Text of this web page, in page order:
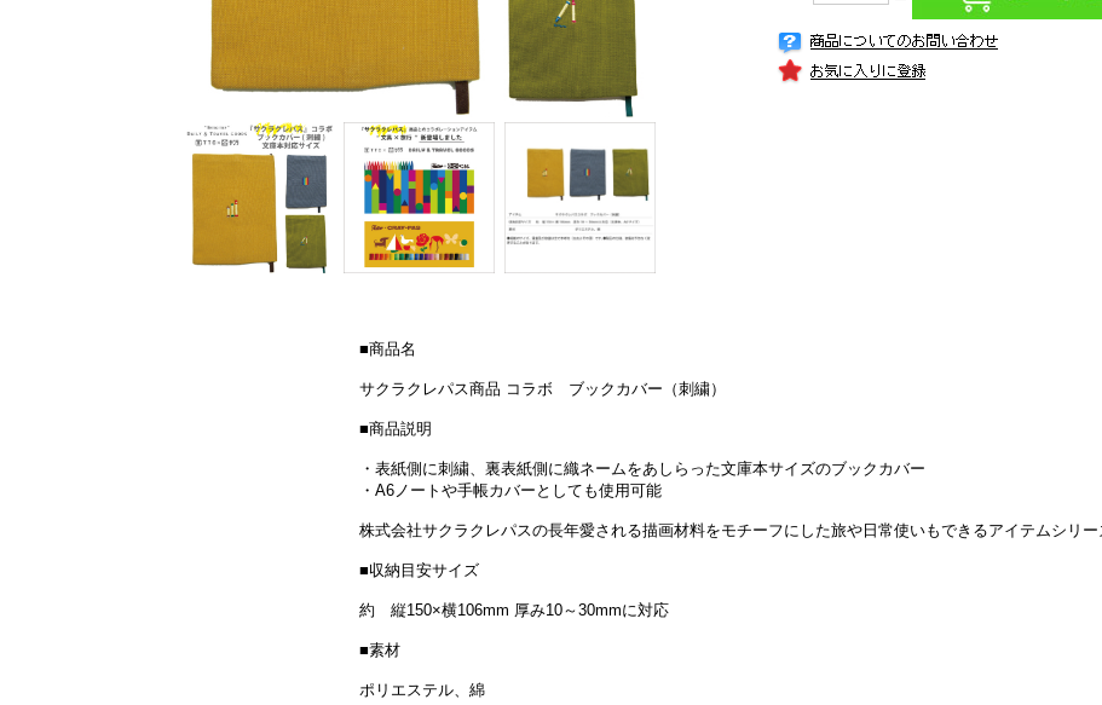
■商品名
サクラクレパス商品 コラボ ブックカバー（刺繍）
■商品説明
・表紙側に刺繍、裏表紙側に織ネームをあしらった文庫本サイズのブックカバー
・A6ノートや手帳カバーとしても使用可能
株式会社サクラクレパスの長年愛される描画材料をモチーフにした旅や日常使いもできるアイテムシリー
■収納目安サイズ
約 縦150×横106mm 厚み10～30mmに対応
■素材
ポリエステル、綿